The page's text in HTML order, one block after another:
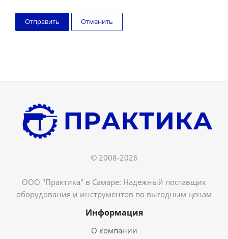
Отменить
© 2008-2026
ООО "Практика" в Самаре: Надежный поставщик
оборудования и инструментов по выгодным ценам
Информация
О компании